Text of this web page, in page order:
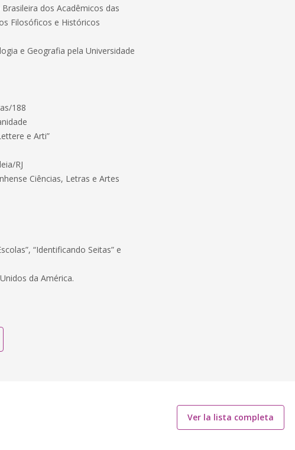
dos Acadêmicos das
Filosóficos e Históricos
e Geografia pela Universidade
188
e Arti”
RJ
Ciências, Letras e Artes
“Identificando Seitas” e
da América.
Ver la lista completa